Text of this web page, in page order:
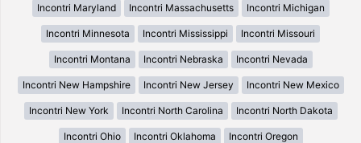
Incontri Maryland Incontri Massachusetts Incontri Michigan
Incontri Minnesota Incontri Mississippi Incontri Missouri
Incontri Montana Incontri Nebraska Incontri Nevada
Incontri New Hampshire Incontri New Jersey Incontri New Mexico
Incontri New York Incontri North Carolina Incontri North Dakota
Incontri Ohio Incontri Oklahoma Incontri Oregon